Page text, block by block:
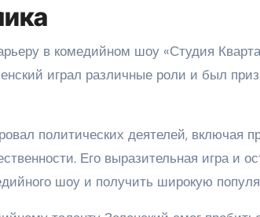
в комедийном шоу «Студия
играл различные роли и был
политических деятелей, включая
Его выразительная игра и
шоу и получить широкую